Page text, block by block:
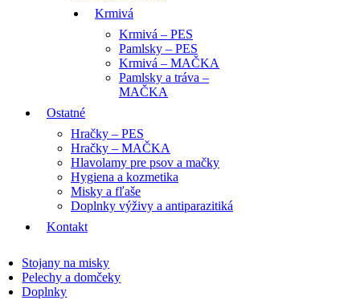
Krmivá
Krmivá – PES
Pamlsky – PES
Krmivá – MAČKA
Pamlsky a tráva –
MAČKA
Ostatné
Hračky – PES
Hračky – MAČKA
Hlavolamy pre psov a mačky
Hygiena a kozmetika
Misky a fľaše
Doplnky výživy a antiparazitiká
Kontakt
Stojany na misky
Pelechy a domčeky
Doplnky